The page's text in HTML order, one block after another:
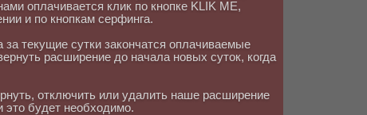
оплачивается клик по кнопке KLIK ME,
и по кнопкам серфинга.
текущие сутки закончатся оплачиваемые
расширение до начала новых суток, когда
отключить или удалить наше расширение
это будет необходимо.